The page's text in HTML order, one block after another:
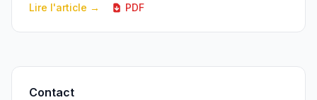
Lire l'article →
PDF
Contact